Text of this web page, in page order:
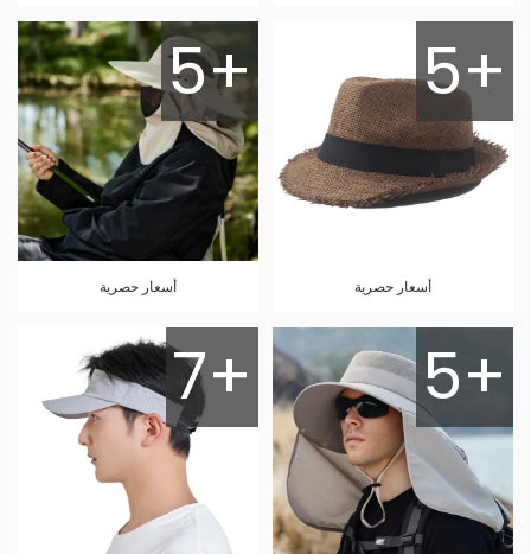
5+
أسعار حصرية
5+
أسعار حصرية
5+
7+